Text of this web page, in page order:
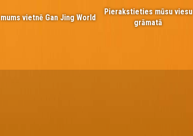
vietnē Gan Jing World
Pierakstieties mūsu viesu
grāmatā